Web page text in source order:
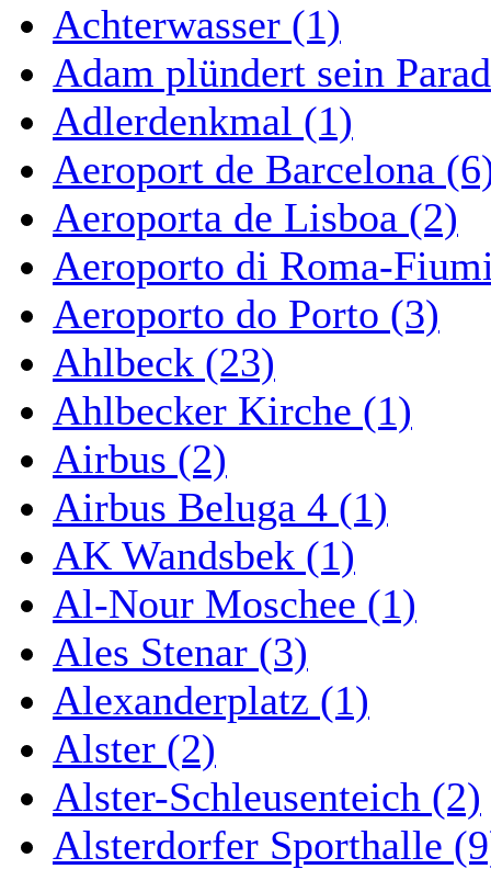
Achterwasser (1)
Adam plündert sein
Adlerdenkmal (1)
Aeroport de Barcelona
Aeroporta de Lisboa (2)
Aeroporto di Roma-
Aeroporto do Porto (3)
Ahlbeck (23)
Ahlbecker Kirche (1)
Airbus (2)
Airbus Beluga 4 (1)
AK Wandsbek (1)
Al-Nour Moschee (1)
Ales Stenar (3)
Alexanderplatz (1)
Alster (2)
Alster-Schleusenteich (2)
Alsterdorfer Sporthalle